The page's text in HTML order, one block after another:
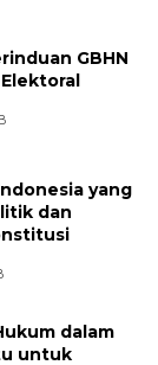
GBHN
yang
dan
dalam
untuk